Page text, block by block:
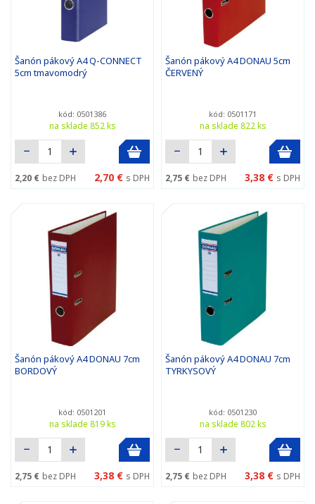
Šanón pákový A4 Q-CONNECT
5cm tmavomodrý
kód: 0501386
na sklade 852 ks
2,20 € bez DPH 2,70 € s DPH
Šanón pákový A4 DONAU 5cm
ČERVENÝ
kód: 0501171
na sklade 822 ks
2,75 € bez DPH 3,38 € s DPH
Šanón pákový A4 DONAU 7cm
BORDOVÝ
kód: 0501201
na sklade 819 ks
2,75 € bez DPH 3,38 € s DPH
Šanón pákový A4 DONAU 7cm
TYRKYSOVÝ
kód: 0501230
na sklade 802 ks
2,75 € bez DPH 3,38 € s DPH